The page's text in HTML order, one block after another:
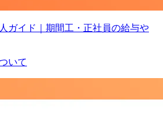
ガイド｜期間工・正社員の給与や
いて